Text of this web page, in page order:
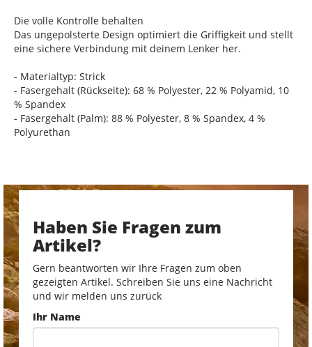
Die volle Kontrolle behalten
Das ungepolsterte Design optimiert die Griffigkeit und stellt
eine sichere Verbindung mit deinem Lenker her.
- Materialtyp: Strick
- Fasergehalt (Rückseite): 68 % Polyester, 22 % Polyamid, 10
% Spandex
- Fasergehalt (Palm): 88 % Polyester, 8 % Spandex, 4 %
Polyurethan
Haben Sie Fragen zum
Artikel?
Gern beantworten wir Ihre Fragen zum oben
gezeigten Artikel. Schreiben Sie uns eine Nachricht
und wir melden uns zurück
Ihr Name